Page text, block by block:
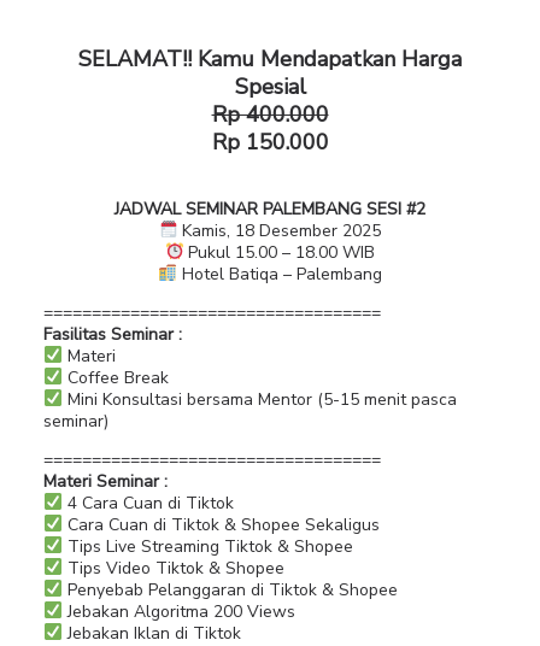
SELAMAT!! Kamu Mendapatkan Harga
Spesial
Rp 400.000
Rp 150.000
JADWAL SEMINAR PALEMBANG SESI #2
Kamis, 18 Desember 2025
Pukul 15.00 – 18.00 WIB
Hotel Batiqa – Palembang
===================================
Fasilitas Seminar :
Materi
Coffee Break
Mini Konsultasi bersama Mentor (5-15 menit pasca
seminar)
===================================
Materi Seminar :
4 Cara Cuan di Tiktok
Cara Cuan di Tiktok & Shopee Sekaligus
Tips Live Streaming Tiktok & Shopee
Tips Video Tiktok & Shopee
Penyebab Pelanggaran di Tiktok & Shopee
Jebakan Algoritma 200 Views
Jebakan Iklan di Tiktok